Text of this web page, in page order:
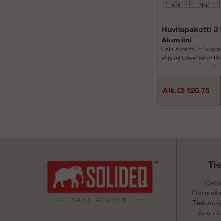
Huvilapaketti 3
Alumiini
Osta suosittu
sopivat kaikenlaisiin
vahva ja turvallinen,
sinun
Alk.€5 520.75
Ota